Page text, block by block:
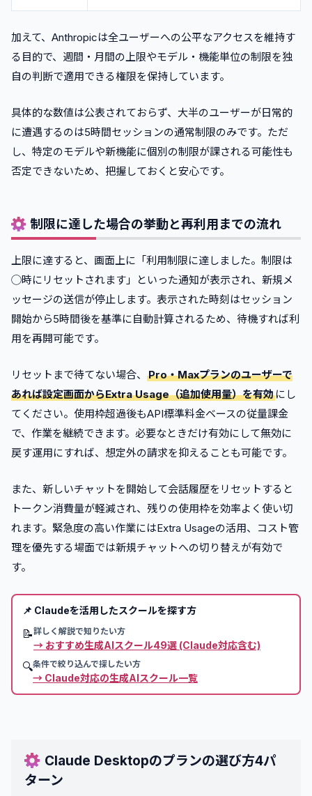
加えて、Anthropicは全ユーザーへの公平なアクセスを維持す
る目的で、週間・月間の上限やモデル・機能単位の制限を独
自の判断で適用できる権限を保持しています。
具体的な数値は公表されておらず、大半のユーザーが日常的
に遭遇するのは5時間セッションの通常制限のみです。ただ
し、特定のモデルや新機能に個別の制限が課される可能性も
否定できないため、把握しておくと安心です。
制限に達した場合の挙動と再利用までの流れ
上限に達すると、画面上に「利用制限に達しました。制限は
◯時にリセットされます」といった通知が表示され、新規メ
ッセージの送信が停止します。表示された時刻はセッション
開始から5時間後を基準に自動計算されるため、待機すれば利
用を再開可能です。
リセットまで待てない場合、
Pro・Maxプランのユーザーで
あれば設定画面からExtra Usage（追加使用量）を有効 にし
てください。使用枠超過後もAPI標準料金ベースの従量課金
で、作業を継続できます。必要なときだけ有効にして無効に
戻す運用にすれば、想定外の請求を抑えることも可能です。
また、新しいチャットを開始して会話履歴をリセットすると
トークン消費量が軽減され、残りの使用枠を効率よく使い切
れます。緊急度の高い作業にはExtra Usageの活用、コスト管
理を優先する場面では新規チャットへの切り替えが有効で
す。
📌 Claudeを活用したスクールを探す方
📝詳しく解説で知りたい方
→ おすすめ生成AIスクール49選 (Claude対応含む)
🔍条件で絞り込んで探したい方
→ Claude対応の生成AIスクール一覧
Claude Desktopのプランの選び方4パ
ターン